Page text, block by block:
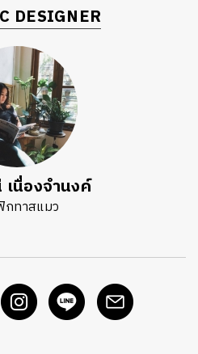
DESIGNER
นื่องจำนงค์
กทาสแมว